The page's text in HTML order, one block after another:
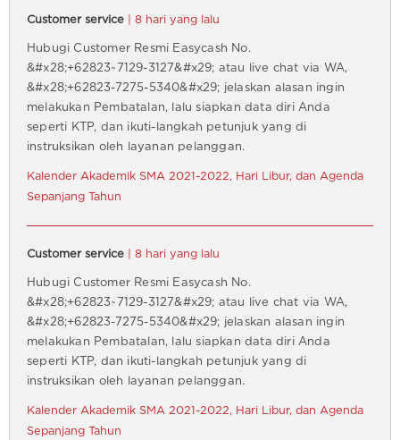
Customer service | 8 hari yang lalu
Hubugi Customer Resmi Easycash No.
&#x28;+62823~7129-3127&#x29; atau live chat via WA,
&#x28;+62823-7275-5340&#x29; jelaskan alasan ingin
melakukan Pembatalan, lalu siapkan data diri Anda
seperti KTP, dan ikuti-langkah petunjuk yang di
instruksikan oleh layanan pelanggan.
Kalender Akademik SMA 2021-2022, Hari Libur, dan Agenda
Sepanjang Tahun
Customer service | 8 hari yang lalu
Hubugi Customer Resmi Easycash No.
&#x28;+62823~7129-3127&#x29; atau live chat via WA,
&#x28;+62823-7275-5340&#x29; jelaskan alasan ingin
melakukan Pembatalan, lalu siapkan data diri Anda
seperti KTP, dan ikuti-langkah petunjuk yang di
instruksikan oleh layanan pelanggan.
Kalender Akademik SMA 2021-2022, Hari Libur, dan Agenda
Sepanjang Tahun